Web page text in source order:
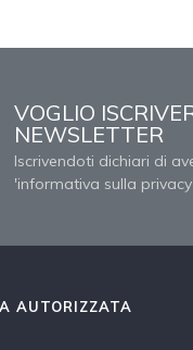
VOGLIO
NEWSLETTER
Iscrivendoti dichiari di
'informativa sulla privacy
AUTORIZZATA